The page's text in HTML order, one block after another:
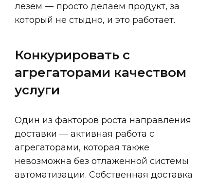
лезем — просто делаем продукт, за
который не стыдно, и это работает.
Конкурировать с
агрегаторами качеством
услуги
Один из факторов роста направления
доставки — активная работа с
агрегаторами, которая также
невозможна без отлаженной системы
автоматизации. Собственная доставка